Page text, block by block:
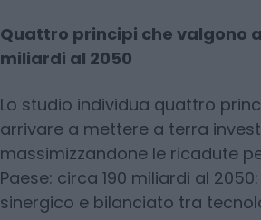
Quattro principi che valgono
miliardi al 2050
Lo studio individua quattro
arrivare a mettere a terra
massimizzandone le ricadute
Paese: circa 190 miliardi al
sinergico e bilanciato tra